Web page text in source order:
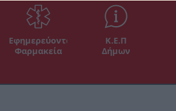
Εφημερεύοντα
Φαρμακεία
Κ.Ε.Π
Δήμων